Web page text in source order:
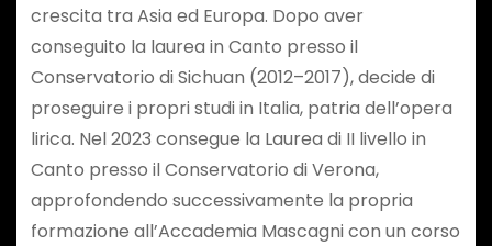
crescita tra Asia ed Europa. Dopo aver
conseguito la laurea in Canto presso il
Conservatorio di Sichuan (2012–2017), decide di
proseguire i propri studi in Italia, patria dell’opera
lirica. Nel 2023 consegue la Laurea di II livello in
Canto presso il Conservatorio di Verona,
approfondendo successivamente la propria
formazione all’Accademia Mascagni con un corso